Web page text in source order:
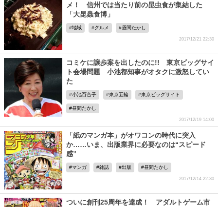
メ！ 信州では当たり前の昆虫食が集結した
「大昆蟲食博」
地域 グルメ 昼間たかし
2017/12/21 22:30
コミケに譲歩案を出したのに!! 東京ビッグサイ
ト会場問題 小池都知事がオタクに激怒してい
た
小池百合子 東京五輪 東京ビッグサイト
昼間たかし
2017/12/19 14:00
「紙のマンガ本」がオワコンの時代に突入
か……いま、出版業界に必要なのは“スピード
感”
マンガ 雑誌 出版 昼間たかし
2017/12/14 22:30
ついに創刊25周年を達成！ アダルトゲーム市